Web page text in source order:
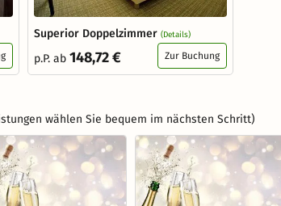
Superior Doppelzimmer (Details)
p.P. ab 148,72 € Zur Buchung
wählen Sie bequem im nächsten Schritt)